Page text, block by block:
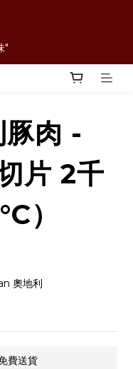
"
豚肉 -
片 2千
）
奧地利
費送貨